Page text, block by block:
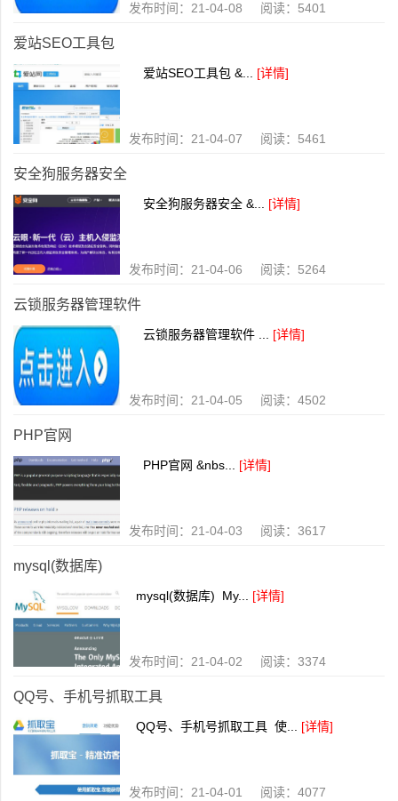
发布时间：21-04-08 阅读：5401
爱站SEO工具包
爱站SEO工具包 &... [详情]
发布时间：21-04-07 阅读：5461
安全狗服务器安全
安全狗服务器安全 &... [详情]
发布时间：21-04-06 阅读：5264
云锁服务器管理软件
云锁服务器管理软件 ... [详情]
发布时间：21-04-05 阅读：4502
PHP官网
PHP官网 &nbs... [详情]
发布时间：21-04-03 阅读：3617
mysql(数据库)
mysql(数据库) My... [详情]
发布时间：21-04-02 阅读：3374
QQ号、手机号抓取工具
QQ号、手机号抓取工具 使... [详情]
发布时间：21-04-01 阅读：4077